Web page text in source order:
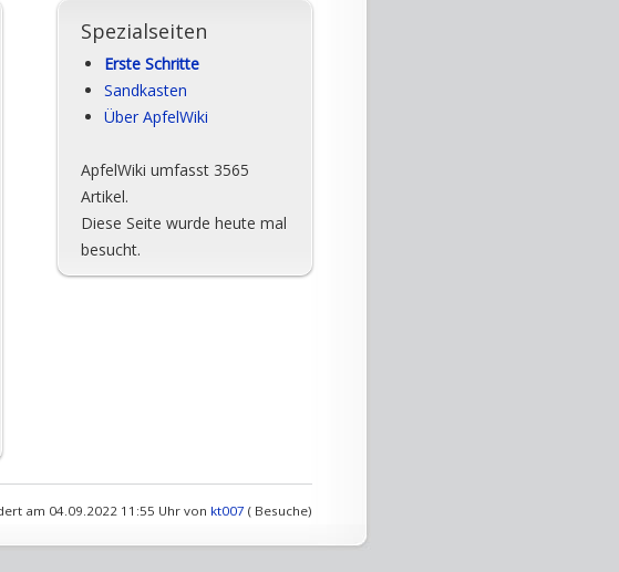
Spezialseiten
Erste Schritte
Sandkasten
Über ApfelWiki
ApfelWiki umfasst 3565
Artikel.
Diese Seite wurde heute mal
besucht.
am 04.09.2022 11:55 Uhr von kt007 ( Besuche)